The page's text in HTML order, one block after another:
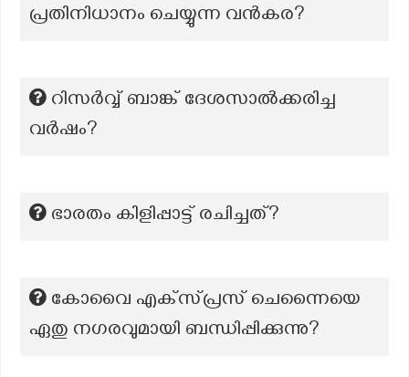
പ്രതിനിധാനം ചെയ്യുന്ന വൻകര?
റിസർവ്വ് ബാങ്ക് ദേശസാൽക്കരിച്ച
വർഷം?
ഭാരതം കിളിപ്പാട്ട് രചിച്ചത്?
കോവൈ എക്‌സ്പ്രസ് ചെന്നൈയെ
ഏതു നഗരവുമായി ബന്ധിപ്പിക്കുന്നു?